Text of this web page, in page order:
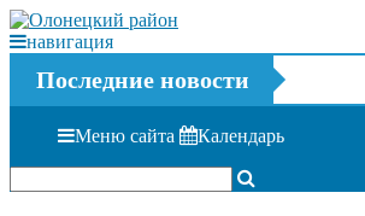
навигация
Последние новости
Меню сайта Календарь